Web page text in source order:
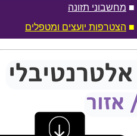
■ מחשבוני תזונה
■ הצטרפות יועצים ומטפלים